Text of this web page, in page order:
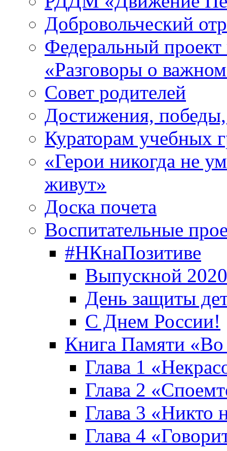
Добровольческий
Федеральный
«Разговоры о
Совет родителей
Достижения,
Кураторам учебных
«Герои никогда не
живут»
Доска почета
Воспитательные
#НКнаПозитиве
Выпускной
День защиты
С Днем России!
Книга Памяти
Глава 1
Глава 2
Глава 3 «Никто
Глава 4